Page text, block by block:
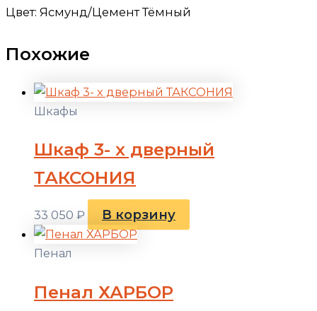
Цвет: Ясмунд/Цемент Тёмный
Похожие
Шкафы
Шкаф 3- х дверный
ТАКСОНИЯ
33 050 ₽ В корзину
Пенал
Пенал ХАРБОР